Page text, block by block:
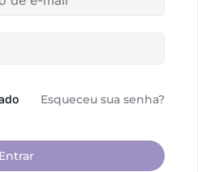
Esqueceu sua senha?
Entrar